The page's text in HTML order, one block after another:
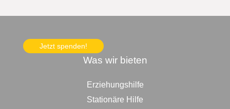
Jetzt spenden!
Was wir bieten
Erziehungshilfe
Stationäre Hilfe